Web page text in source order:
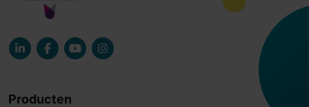
Producten